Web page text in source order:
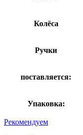
Колёса
Ручки
поставляется:
Упаковка:
Рекомендуем